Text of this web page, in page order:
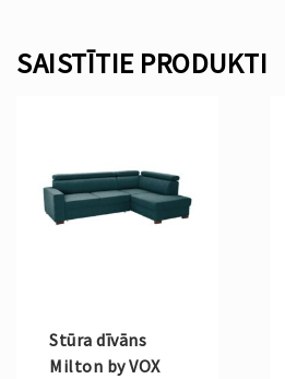
SAISTĪTIE PRODUKTI
Stūra dīvāns
Milton by VOX